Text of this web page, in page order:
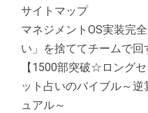
サイトマップ
マネジメントOS実装完
い」を捨ててチームで回
【1500部突破☆ロング
ット占いのバイブル～
ュアル～